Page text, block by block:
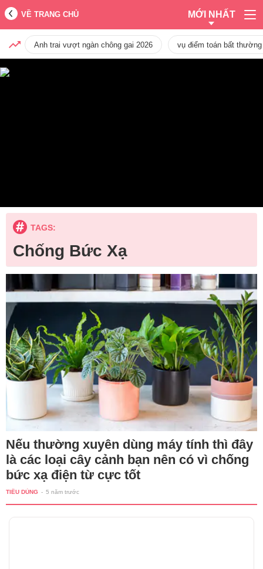
VỀ TRANG CHỦ MỚI NHẤT
Anh trai vượt ngàn chông gai 2026 vụ điểm toán bất
TAGS:
Chống Bức Xạ
Nếu thường xuyên dùng máy tính thì đây
là các loại cây cảnh bạn nên có vì chống
bức xạ điện từ cực tốt
TIÊU DÙNG - 5 năm trước